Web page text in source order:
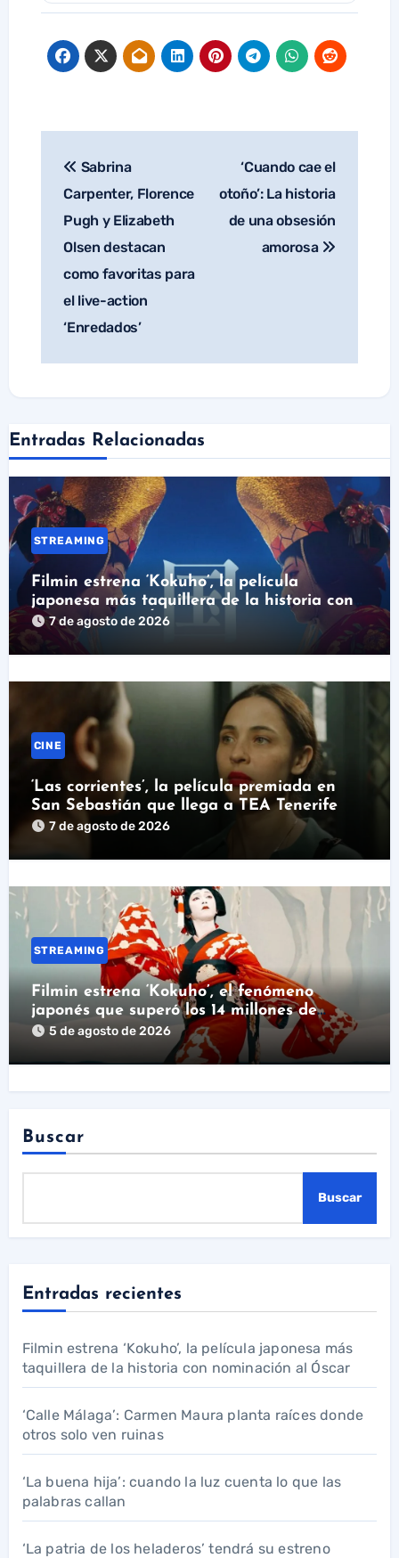
Navegación
de
Sabrina
Carpenter, Florence
Pugh y Elizabeth
Olsen destacan
como favoritas para
el live-action
‘Enredados’
‘Cuando cae el
otoño’: La historia
de una obsesión
amorosa
Entradas Relacionadas
STREAMING
Filmin estrena ‘Kokuho’, la película
japonesa más taquillera de la historia con
nominación al Óscar
7 de agosto de 2026
CINE
‘Las corrientes’, la película premiada en
San Sebastián que llega a TEA Tenerife
7 de agosto de 2026
STREAMING
Filmin estrena ‘Kokuho’, el fenómeno
japonés que superó los 14 millones de
espectadores
5 de agosto de 2026
Buscar
Buscar
Entradas recientes
Filmin estrena ‘Kokuho’, la película japonesa más
taquillera de la historia con nominación al Óscar
‘Calle Málaga’: Carmen Maura planta raíces donde
otros solo ven ruinas
‘La buena hija’: cuando la luz cuenta lo que las
palabras callan
‘La patria de los heladeros’ tendrá su estreno